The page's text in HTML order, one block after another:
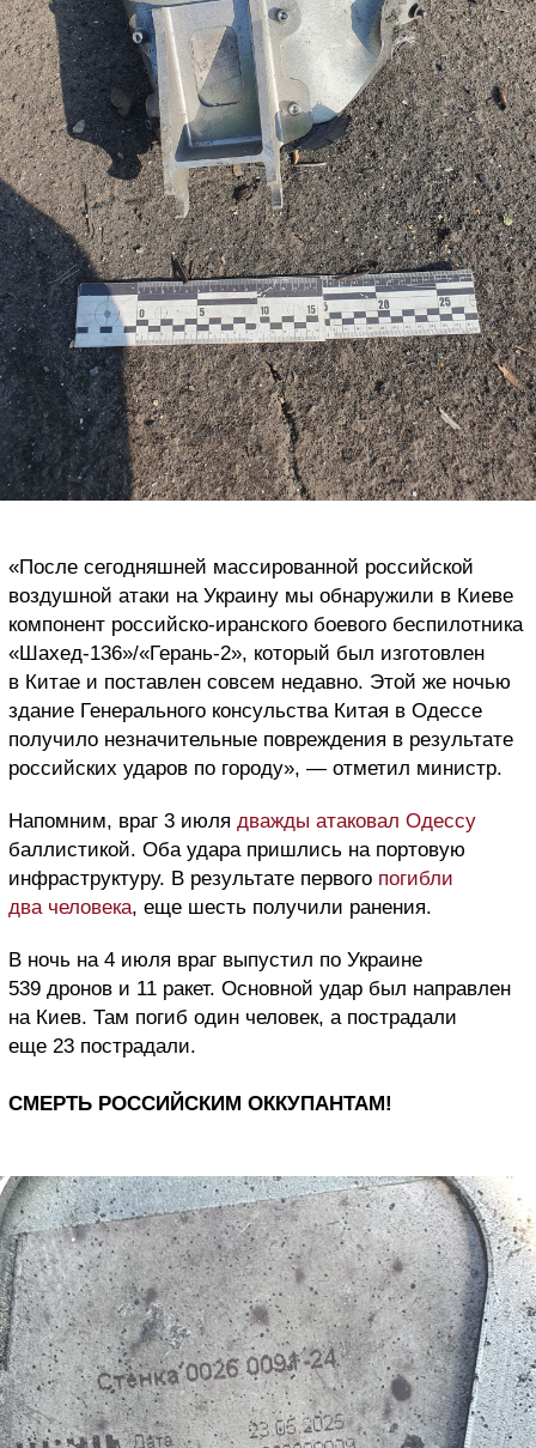
«После сегодняшней массированной российской
воздушной атаки на Украину мы обнаружили в Киеве
компонент российско-иранского боевого беспилотника
«Шахед-136»/«Герань-2», который был изготовлен
в Китае и поставлен совсем недавно. Этой же ночью
здание Генерального консульства Китая в Одессе
получило незначительные повреждения в результате
российских ударов по городу», — отметил министр.
Напомним, враг 3 июля дважды атаковал Одессу
баллистикой. Оба удара пришлись на портовую
инфраструктуру. В результате первого погибли
два человека, еще шесть получили ранения.
В ночь на 4 июля враг выпустил по Украине
539 дронов и 11 ракет. Основной удар был направлен
на Киев. Там погиб один человек, а пострадали
еще 23 пострадали.
СМЕРТЬ РОССИЙСКИМ ОККУПАНТАМ!